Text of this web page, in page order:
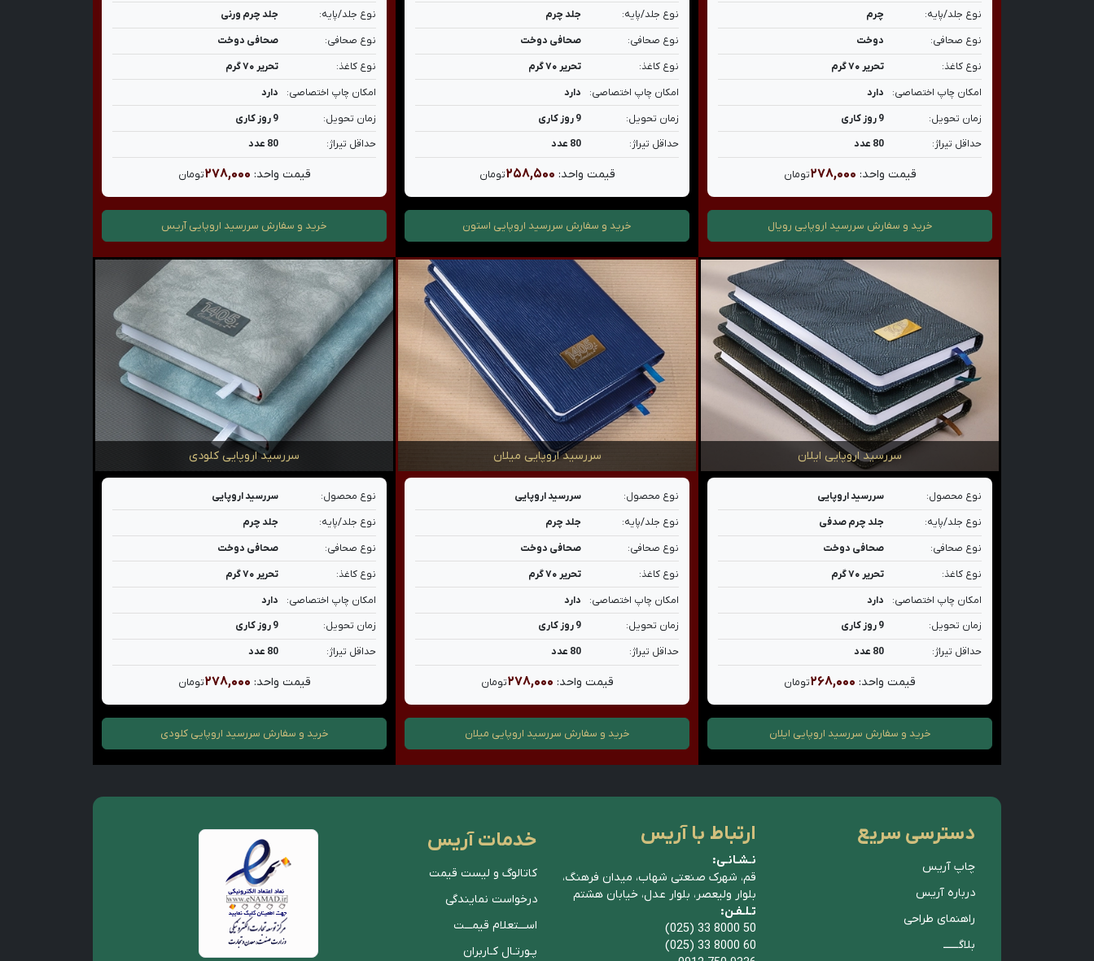
نوع جلد/پایه:
چرم
نوع صحافی:
دوخت
نوع کاغذ:
تحریر ۷۰ گرم
امکان چاپ اختصاصی:
دارد
زمان تحویل:
9 روز کاری
حداقل تیراژ:
80 عدد
قیمت واحد: ۲۷۸,۰۰۰تومان
خرید و سفارش سررسید اروپایی رویال
نوع جلد/پایه:
جلد چرم
نوع صحافی:
صحافی دوخت
نوع کاغذ:
تحریر ۷۰ گرم
امکان چاپ اختصاصی:
دارد
زمان تحویل:
9 روز کاری
حداقل تیراژ:
80 عدد
قیمت واحد: ۲۵۸,۵۰۰تومان
خرید و سفارش سررسید اروپایی استون
نوع جلد/پایه:
جلد چرم ورنی
نوع صحافی:
صحافی دوخت
نوع کاغذ:
تحریر ۷۰ گرم
امکان چاپ اختصاصی:
دارد
زمان تحویل:
9 روز کاری
حداقل تیراژ:
80 عدد
قیمت واحد: ۲۷۸,۰۰۰تومان
خرید و سفارش سررسید اروپایی آریس
سررسید اروپایی ایلان
نوع محصول:
سررسید اروپایی
نوع جلد/پایه:
جلد چرم صدفی
نوع صحافی:
صحافی دوخت
نوع کاغذ:
تحریر ۷۰ گرم
امکان چاپ اختصاصی:
دارد
زمان تحویل:
9 روز کاری
حداقل تیراژ:
80 عدد
قیمت واحد: ۲۶۸,۰۰۰تومان
خرید و سفارش سررسید اروپایی ایلان
سررسید اروپایی میلان
نوع محصول:
سررسید اروپایی
نوع جلد/پایه:
جلد چرم
نوع صحافی:
صحافی دوخت
نوع کاغذ:
تحریر ۷۰ گرم
امکان چاپ اختصاصی:
دارد
زمان تحویل:
9 روز کاری
حداقل تیراژ:
80 عدد
قیمت واحد: ۲۷۸,۰۰۰تومان
خرید و سفارش سررسید اروپایی میلان
سررسید اروپایی کلودی
نوع محصول:
سررسید اروپایی
نوع جلد/پایه:
جلد چرم
نوع صحافی:
صحافی دوخت
نوع کاغذ:
تحریر ۷۰ گرم
امکان چاپ اختصاصی:
دارد
زمان تحویل:
9 روز کاری
حداقل تیراژ:
80 عدد
قیمت واحد: ۲۷۸,۰۰۰تومان
خرید و سفارش سررسید اروپایی کلودی
دسترسی سریع
چاپ آریس
درباره آریس
راهنمای طراحی
بلاگــــــ
ارتباط با آریس
نـشـانـی:
قم، شهرک صنعتی شهاب، میدان فرهنگ،
بلوار ولیعصر، بلوار عدل، خیابان هشتم
تـلـفـن:
(025) 33 8000 50
(025) 33 8000 60
خدمات آریس
کاتالوگ و لیست قیمت
درخواست نمایندگی
اســـتعلام قیمـــت
پـورتـال کـاربران